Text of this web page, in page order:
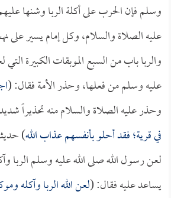
وسلم فإن الحرب على أكلة الربا وشنها
عليه الصلاة والسلام، وكل إمام يسير على
والربا باب من السبع الموبقات الكبيرة
عليه وسلم من فعلها، وحذر الأمة فقال: (
وحذر عليه الصلاة والسلام منه تحذيراً
في قرية؛ فقد أحلو بأنفسهم عذاب الله)
لعن رسول الله صلى الله عليه وسلم الربا
يساعد عليه فقال: (لعن الله الربا وآكله